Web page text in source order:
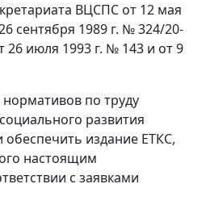
ВЦСПС от 12 мая
сентября 1989 г. № 324/20-
26 июля 1993 г. № 143 и от 9
по труду
развития
издание ЕТКС,
настоящим
с заявками